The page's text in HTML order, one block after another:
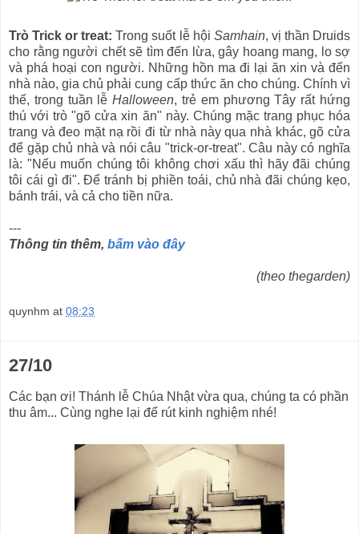
Trò Trick or treat: Trong suốt lễ hội Samhain, vị thần Druids
cho rằng người chết sẽ tìm đến lừa, gây hoang mang, lo sợ
và phá hoại con người. Những hồn ma đi lại ăn xin và đến
nhà nào, gia chủ phải cung cấp thức ăn cho chúng. Chính vì
thế, trong tuần lễHalloween, trẻ em phương Tây rất hứng
thú với trò "gõ cửa xin ăn" này. Chúng mặc trang phục hóa
trang và đeo mặt nạ rồi đi từ nhà này qua nhà khác, gõ cửa
để gặp chủ nhà và nói câu "trick-or-treat". Câu này có nghĩa
là: "Nếu muốn chúng tôi không chơi xấu thì hãy đãi chúng
tôi cái gì đi". Để tránh bị phiền toái, chủ nhà đãi chúng kẹo,
bánh trái, và cả cho tiền nữa.
---
Thông tin thêm, bấm vào đây
(theo thegarden)
quynhm at 08:23
27/10
Các bạn ơi! Thánh lễ Chúa Nhật vừa qua, chúng ta có phần
thu âm... Cùng nghe lại để rút kinh nghiệm nhé!